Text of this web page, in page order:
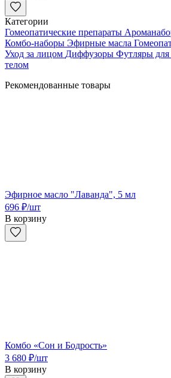
Категории
Гомеопатические препараты
Комбо-наборы Эфирные масла
Уход за лицом Диффузоры Футляры для
телом
Рекомендованные товары
Эфирное масло "Лаванда", 5 мл
696 ₽/шт
В корзину
Комбо «Сон и Бодрость»
3 680 ₽/шт
В корзину